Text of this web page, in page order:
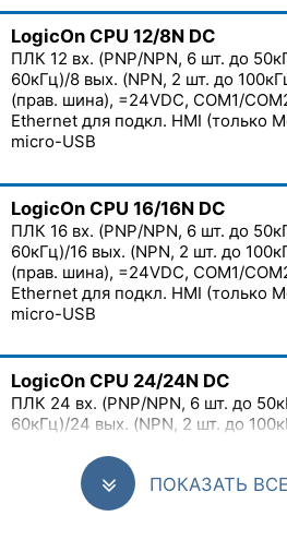
LogicOn CPU 12/8N DC
ПЛК 12 вх. (PNP/NPN, 6 шт. до
60кГц)/8 вых. (NPN, 2 шт. до
(прав. шина), =24VDC, COM1/
Ethernet для подкл. HMI (только
micro-USB
LogicOn CPU 16/16N DC
ПЛК 16 вх. (PNP/NPN, 6 шт. до
60кГц)/16 вых. (NPN, 2 шт. до
(прав. шина), =24VDC, COM1/
Ethernet для подкл. HMI (только
micro-USB
LogicOn CPU 24/24N DC
ПЛК 24 вх. (PNP/NPN, 6 шт. до
60кГц)/24 вых. (NPN, 2 шт. до
Ethernet для подкл. HMI (только
micro-USB, RTC
ПОКАЗАТЬ